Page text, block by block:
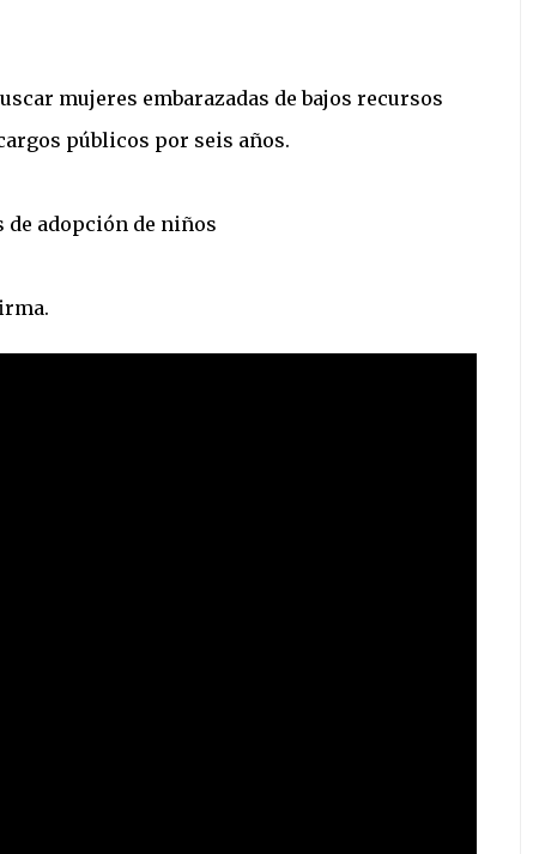
mujeres embarazadas de bajos recursos
públicos por seis años.
adopción de niños